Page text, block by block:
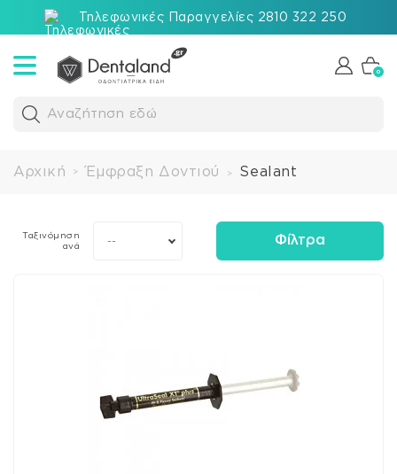
Τηλεφωνικές Παραγγελίες 2810 322 250
Αναζήτηση εδώ
0
Αρχική > Έμφραξη Δοντιού > Sealant
Ταξινόμηση
ανά
-- Φίλτρα